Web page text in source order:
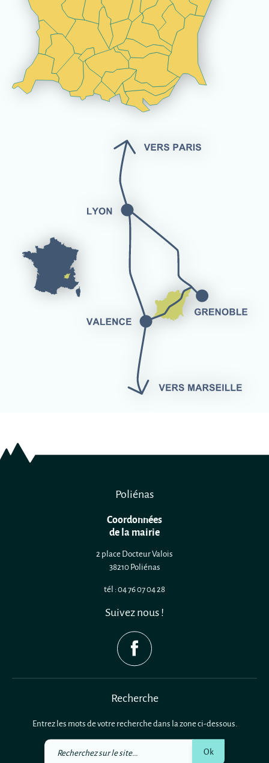
Poliénas
Coordonnées
de la mairie
2 place Docteur Valois
38210 Poliénas
tél : 04 76 07 04 28
Suivez nous !
Recherche
Entrez les mots de votre recherche dans la zone ci-dessous.
Recherchez
Ok